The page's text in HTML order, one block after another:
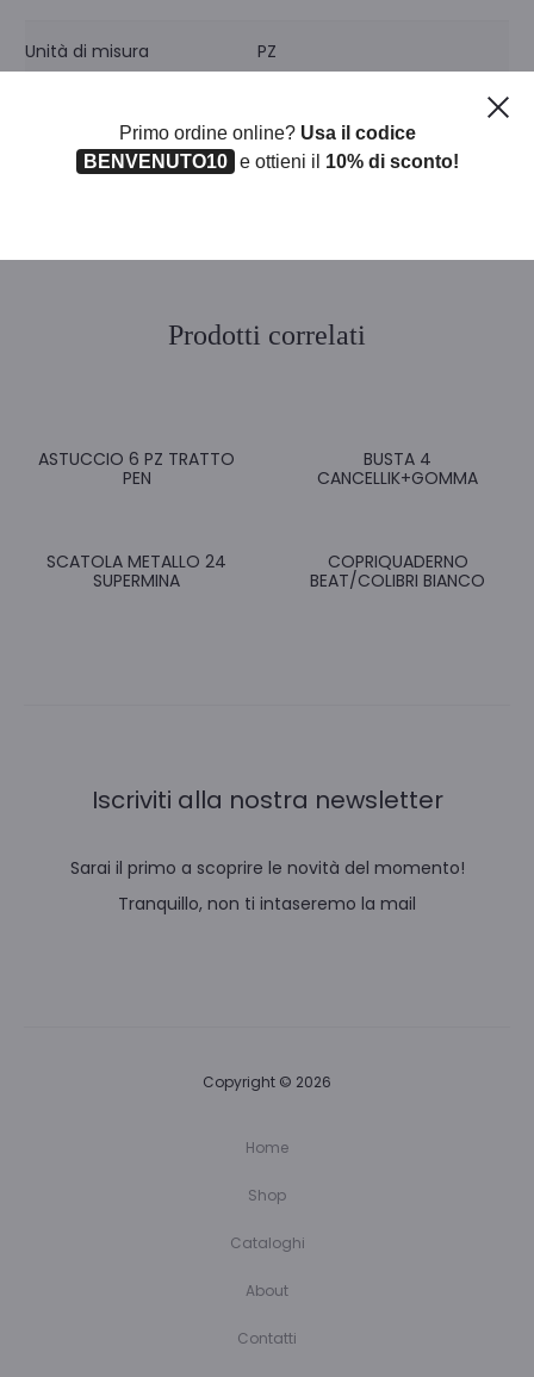
Unità di misura PZ
Prodotti correlati
ASTUCCIO 6 PZ TRATTO
PEN
BUSTA 4
CANCELLIK+GOMMA
SCATOLA METALLO 24
SUPERMINA
COPRIQUADERNO
BEAT/COLIBRI BIANCO
Iscriviti alla nostra newsletter
Sarai il primo a scoprire le novità del momento!
Tranquillo, non ti intaseremo la mail
Copyright © 2026
Home
Shop
Cataloghi
About
Contatti
Primo ordine online? Usa il codice
BENVENUTO10
e ottieni il 10% di sconto!